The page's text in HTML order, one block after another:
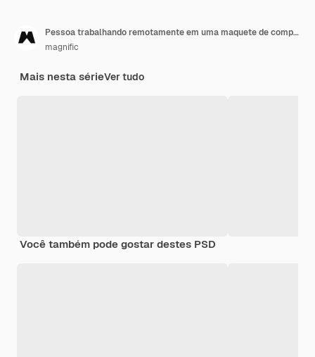
Pessoa trabalhando remotamente em uma maquete de computador
magnific
Mais nesta sérieVer tudo
Você também pode gostar destes PSD